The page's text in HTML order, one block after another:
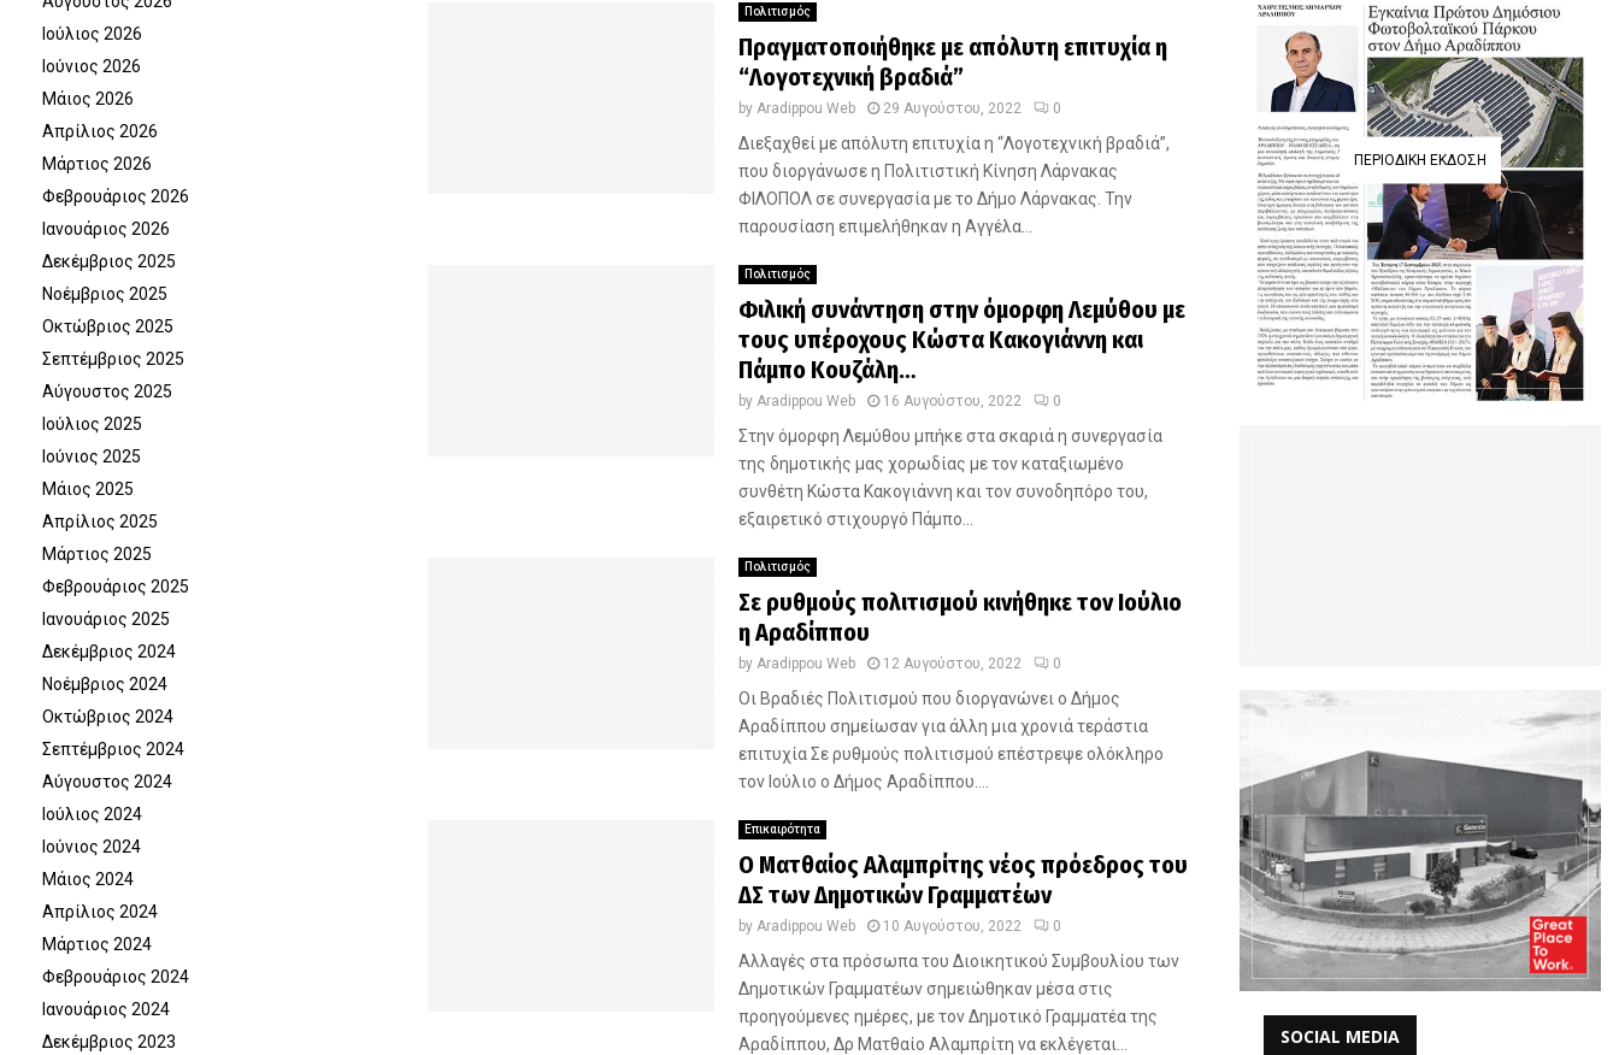
Πολιτισμός
Πραγματοποιήθηκε με απόλυτη επιτυχία η
“Λογοτεχνική βραδιά”
by Aradippou Web 29 Αυγούστου, 2022 0
Διεξαχθεί με απόλυτη επιτυχία η “Λογοτεχνική βραδιά”,
που διοργάνωσε η Πολιτιστική Κίνηση Λάρνακας
ΦΙΛΟΠΟΛ σε συνεργασία με το Δήμο Λάρνακας. Την
παρουσίαση επιμελήθηκαν η Αγγέλα...
Πολιτισμός
Φιλική συνάντηση στην όμορφη Λεμύθου με
τους υπέροχους Κώστα Κακογιάννη και
Πάμπο Κουζάλη…
by Aradippou Web 16 Αυγούστου, 2022 0
Στην όμορφη Λεμύθου μπήκε στα σκαριά η συνεργασία
της δημοτικής μας χορωδίας με τον καταξιωμένο
συνθέτη Κώστα Κακογιάννη και τον συνοδηπόρο του,
εξαιρετικό στιχουργό Πάμπο...
Πολιτισμός
Σε ρυθμούς πολιτισμού κινήθηκε τον Ιούλιο
η Αραδίππου
by Aradippou Web 12 Αυγούστου, 2022 0
Οι Βραδιές Πολιτισμού που διοργανώνει ο Δήμος
Αραδίππου σημείωσαν για άλλη μια χρονιά τεράστια
επιτυχία Σε ρυθμούς πολιτισμού επέστρεψε ολόκληρο
τον Ιούλιο ο Δήμος Αραδίππου....
Επικαιρότητα
Ο Ματθαίος Αλαμπρίτης νέος πρόεδρος του
ΔΣ των Δημοτικών Γραμματέων
by Aradippou Web 10 Αυγούστου, 2022 0
Αλλαγές στα πρόσωπα του Διοικητικού Συμβουλίου των
Δημοτικών Γραμματέων σημειώθηκαν μέσα στις
προηγούμενες ημέρες, με τον Δημοτικό Γραμματέα της
Αραδίππου, Δρ Ματθαίο Αλαμπρίτη να εκλέγεται...
Ιούλιος 2026
Ιούνιος 2026
Μάιος 2026
Απρίλιος 2026
Μάρτιος 2026
Φεβρουάριος 2026
Ιανουάριος 2026
Δεκέμβριος 2025
Νοέμβριος 2025
Οκτώβριος 2025
Σεπτέμβριος 2025
Αύγουστος 2025
Ιούλιος 2025
Ιούνιος 2025
Μάιος 2025
Απρίλιος 2025
Μάρτιος 2025
Φεβρουάριος 2025
Ιανουάριος 2025
Δεκέμβριος 2024
Νοέμβριος 2024
Οκτώβριος 2024
Σεπτέμβριος 2024
Αύγουστος 2024
Ιούλιος 2024
Ιούνιος 2024
Μάιος 2024
Απρίλιος 2024
Μάρτιος 2024
Φεβρουάριος 2024
Ιανουάριος 2024
Δεκέμβριος 2023
ΠΕΡΙΟΔΙΚΉ ΈΚΔΟΣΗ
SOCIAL MEDIA